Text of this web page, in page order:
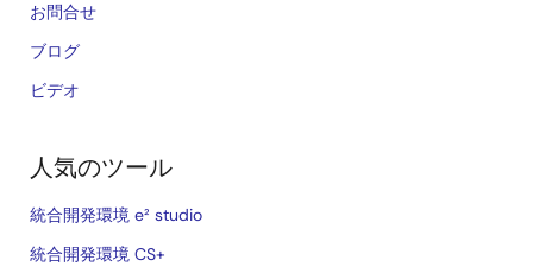
お問合せ
ブログ
ビデオ
人気のツール
統合開発環境 e² studio
統合開発環境 CS+